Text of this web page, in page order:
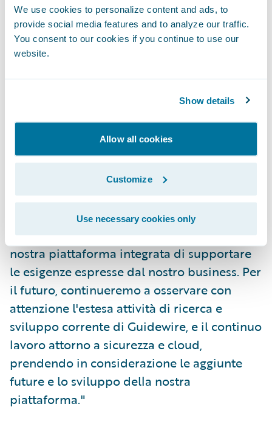
We use cookies to personalize content and ads, to
provide social media features and to analyze our traffic.
You consent to our cookies if you continue to use our
website.
Show details
Allow all cookies
Customize
Use necessary cookies only
migliori tramite processi rivisti e migliorati
di underwriting, amministrazione delle
polizze e fatturazione;
staff grazie alla capacità di provare il
"ConTe.it ha una road-map intensiva di
sviluppo per il 2018, che comprende
modifiche normative e telematica," ha
commentato Paolo De Totero, IT Manager di
ConTe.it. "Siamo già soddisfatti della
capacità tecnologica di Guidewire e della
nostra piattaforma integrata di supportare
le esigenze espresse dal nostro business. Per
il futuro, continueremo a osservare con
attenzione l'estesa attività di ricerca e
sviluppo corrente di Guidewire, e il continuo
lavoro attorno a sicurezza e cloud,
prendendo in considerazione le aggiunte
future e lo sviluppo della nostra
piattaforma."